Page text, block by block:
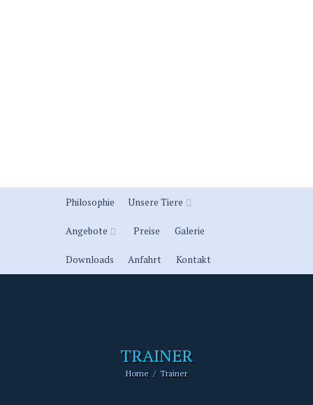
Philosophie Unsere Tiere
Angebote Preise Galerie
Downloads Anfahrt Kontakt
TRAINER
Home Trainer